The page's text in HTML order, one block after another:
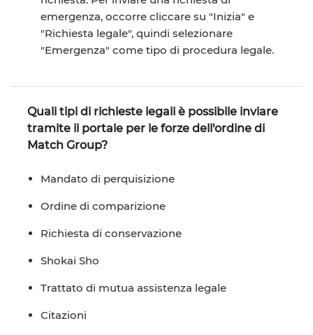
emergenza, occorre cliccare su "Inizia" e
"Richiesta legale", quindi selezionare
"Emergenza" come tipo di procedura legale.
Quali tipi di richieste legali è possibile inviare
tramite il portale per le forze dell'ordine di
Match Group?
Mandato di perquisizione
Ordine di comparizione
Richiesta di conservazione
Shokai Sho
Trattato di mutua assistenza legale
Citazioni